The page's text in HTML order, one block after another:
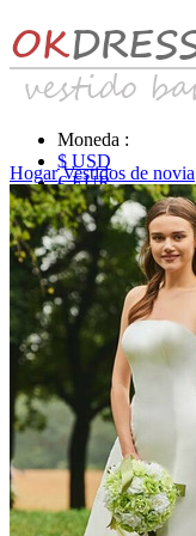
Moneda :
$ USD
€ EUR
£ GBP
₣ CHF
$ CAD
|Identificarse &
Mensaje
Carro (0)
Vestidos de novia
Vestido de
Vestidos de
Hogar Vestidos de novia